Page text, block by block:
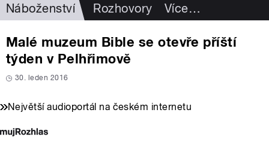
Náboženství Rozhovory Více…
Malé muzeum Bible se otevře příští
týden v Pelhřimově
30. leden 2016
Největší audioportál na českém internetu